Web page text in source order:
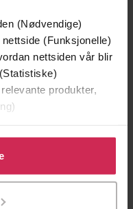
(Nødvendige)
(Funksjonelle)
nettsiden vår blir
produkter,
ditt samtykke til å
Du kan også
formål ved å klikke
Jørn Lier Horst